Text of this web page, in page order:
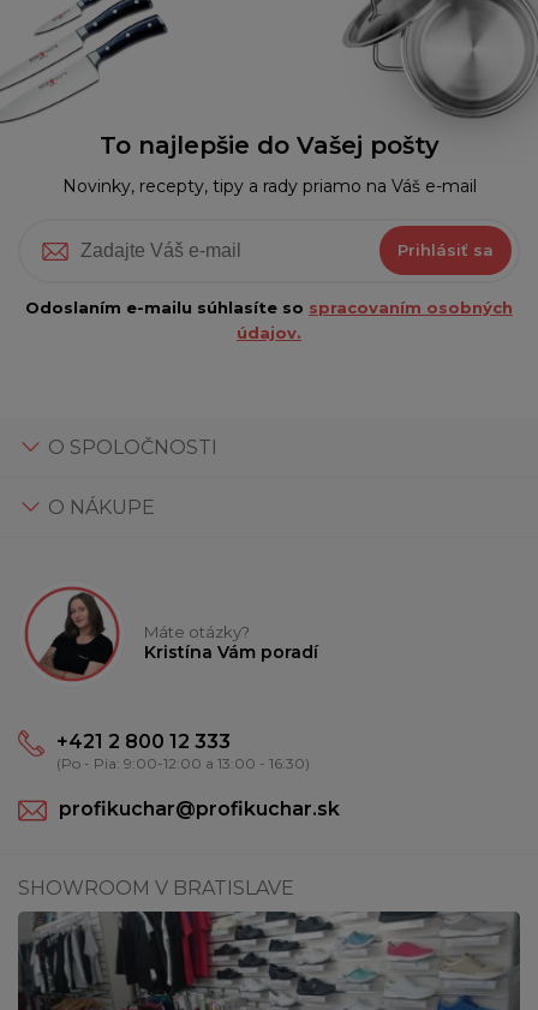
To najlepšie do Vašej pošty
Novinky, recepty, tipy a rady priamo na Váš e-mail
Prihlásiť sa
Odoslaním e-mailu súhlasíte so spracovaním osobných
údajov.
O SPOLOČNOSTI
O NÁKUPE
Máte otázky?
Kristína Vám poradí
+421 2 800 12 333
(Po - Pia: 9:00-12:00 a 13:00 - 16:30)
profikuchar@profikuchar.sk
SHOWROOM V BRATISLAVE